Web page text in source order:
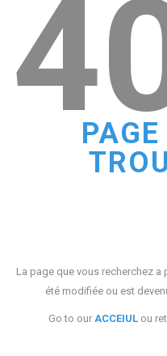
La page que vous recherchez
été modifiée ou est
Go to our ACCEIUL ou